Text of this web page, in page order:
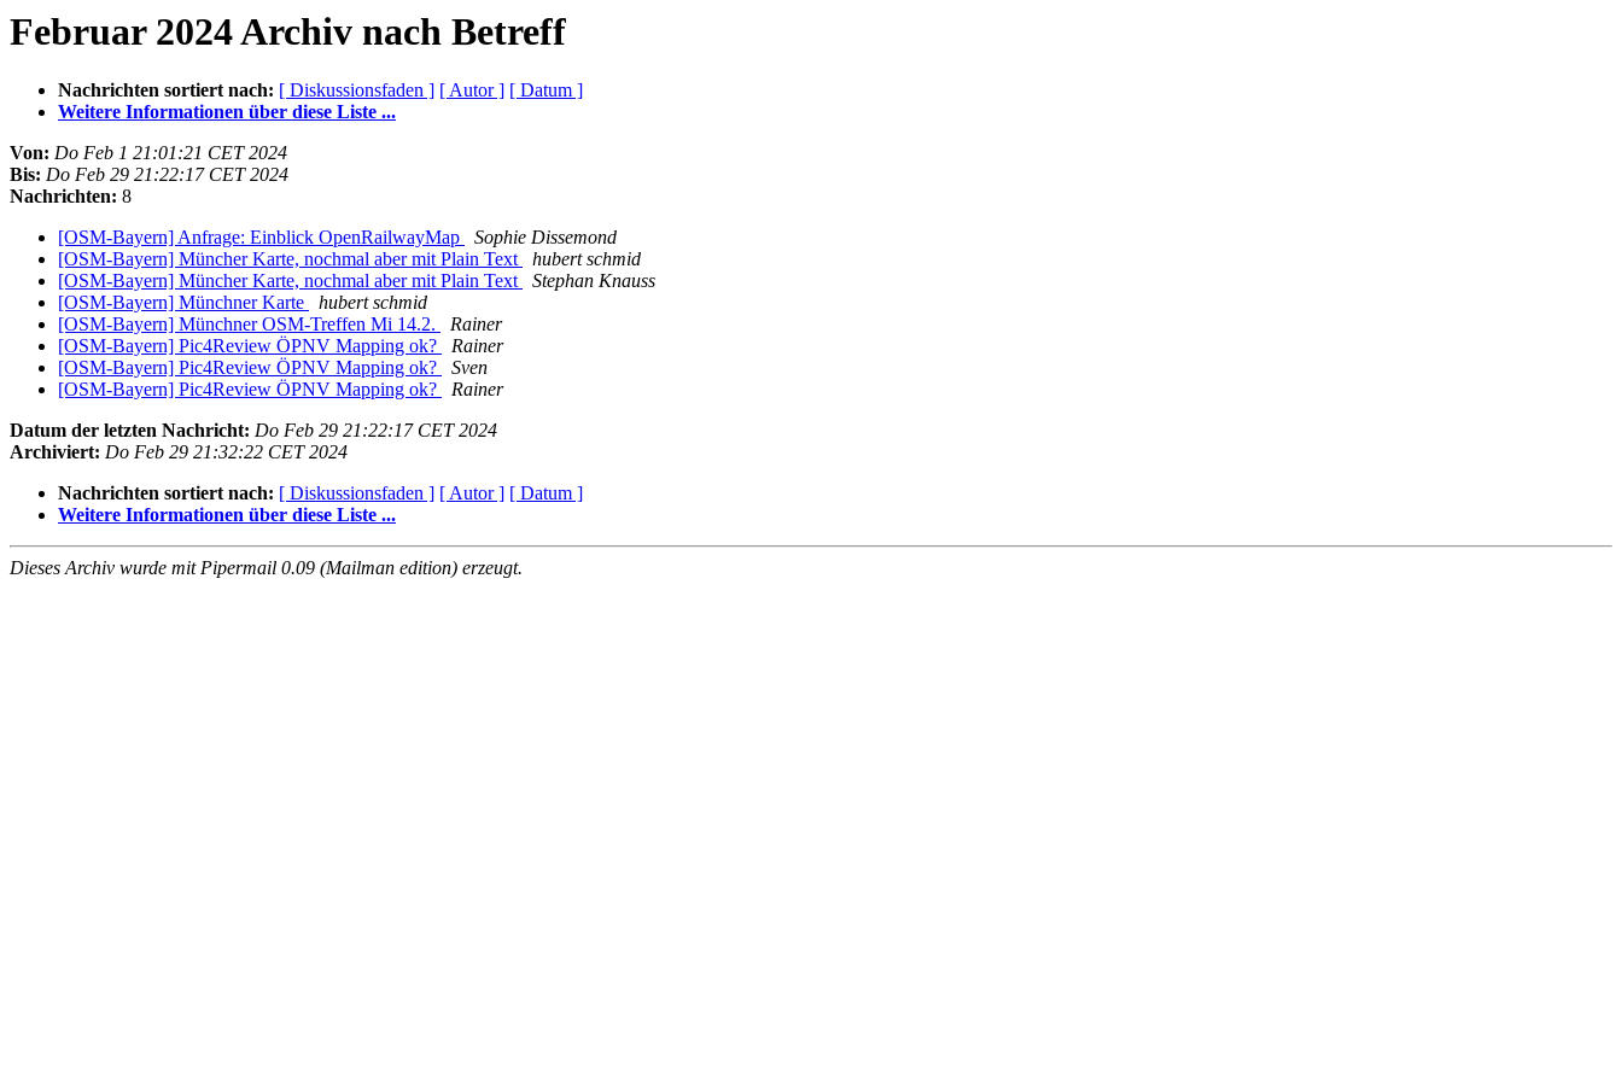
Februar 2024 Archiv nach Betreff
Nachrichten sortiert nach: [ Diskussionsfaden ] [ Autor ] [ Datum ]
Weitere Informationen über diese Liste ...
Von: Do Feb 1 21:01:21 CET 2024
Bis: Do Feb 29 21:22:17 CET 2024
Nachrichten: 8
[OSM-Bayern] Anfrage: Einblick OpenRailwayMap
Sophie Dissemond
[OSM-Bayern] Müncher Karte, nochmal aber mit Plain Text
hubert schmid
[OSM-Bayern] Müncher Karte, nochmal aber mit Plain Text
Stephan Knauss
[OSM-Bayern] Münchner Karte
hubert schmid
[OSM-Bayern] Münchner OSM-Treffen Mi 14.2.
Rainer
[OSM-Bayern] Pic4Review ÖPNV Mapping ok?
Rainer
[OSM-Bayern] Pic4Review ÖPNV Mapping ok?
Sven
[OSM-Bayern] Pic4Review ÖPNV Mapping ok?
Rainer
Datum der letzten Nachricht: Do Feb 29 21:22:17 CET 2024
Archiviert: Do Feb 29 21:32:22 CET 2024
Nachrichten sortiert nach: [ Diskussionsfaden ] [ Autor ] [ Datum ]
Weitere Informationen über diese Liste ...
Dieses Archiv wurde mit Pipermail 0.09 (Mailman edition) erzeugt.